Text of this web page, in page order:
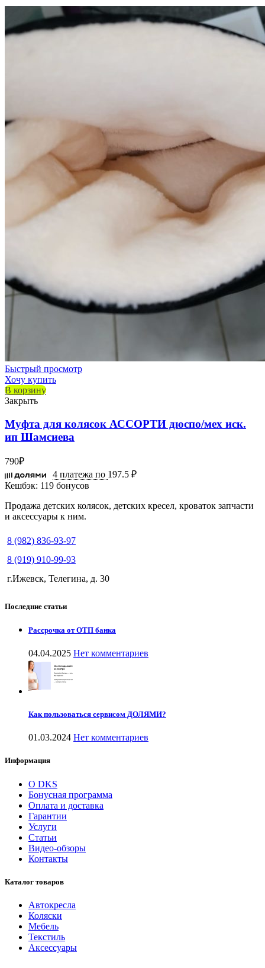
Быстрый просмотр
Хочу купить
В корзину
Закрыть
Муфта для колясок АССОРТИ дюспо/мех иск.
ип Шамсиева
790₽
4 платежа по 197.5 ₽
Кешбэк: 119 бонусов
Продажа детских колясок, детских кресел, кроваток запчасти
и аксессуары к ним.
8 (982) 836-93-97
8 (919) 910-99-93
г.Ижевск, Телегина, д. 30
Последние статьи
Рассрочка от ОТП банка
04.04.2025 Нет комментариев
Как пользоваться сервисом ДОЛЯМИ?
01.03.2024 Нет комментариев
Информация
О DKS
Бонусная программа
Оплата и доставка
Гарантии
Услуги
Статьи
Видео-обзоры
Контакты
Каталог товаров
Автокресла
Коляски
Мебель
Текстиль
Аксессуары